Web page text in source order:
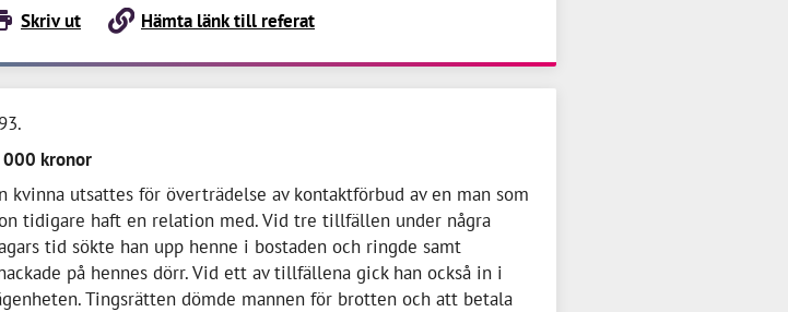
Skriv ut Hämta länk till referat
000 kronor
kvinna utsattes för överträdelse av kontaktförbud av en man som
tidigare haft en relation med. Vid tre tillfällen under några
tid sökte han upp henne i bostaden och ringde samt
på hennes dörr. Vid ett av tillfällena gick han också in i
Tingsrätten dömde mannen för brotten och att betala